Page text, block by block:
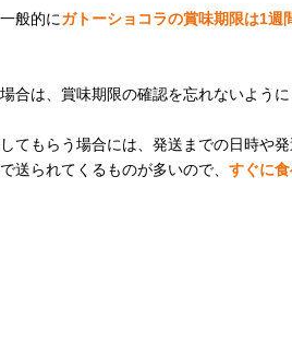
般的にガトーショコラの賞味期限は1週
は、賞味期限の確認を忘れないように
てもらう場合には、発送までの日時や
送られてくるものが多いので、 すぐに